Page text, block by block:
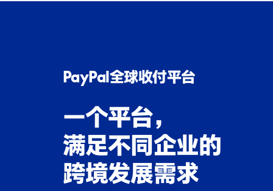
PayPal全球收付平台
一个平台，
满足不同企业的
跨境发展需求